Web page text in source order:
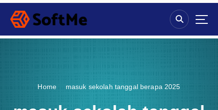
S
p
Home masuk sekolah tanggal berapa 2025